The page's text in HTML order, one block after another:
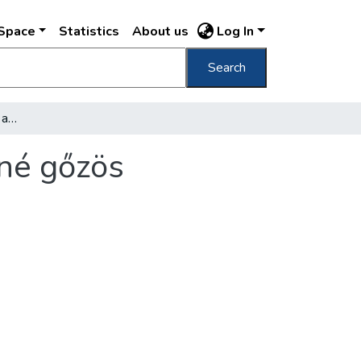
Statistics About us Log In
Search
Budapest 1897. április 4, az Erzsébet királyné gőzös
gőzös